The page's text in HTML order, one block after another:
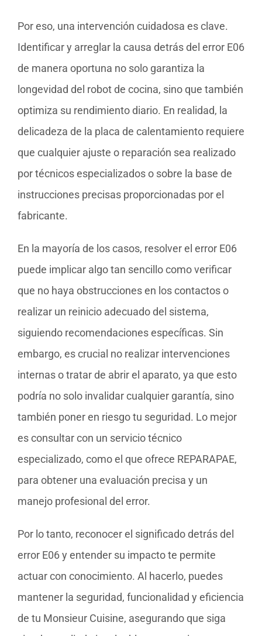
Por eso, una intervención cuidadosa es clave.
Identificar y arreglar la causa detrás del error E06
de manera oportuna no solo garantiza la
longevidad del robot de cocina, sino que también
optimiza su rendimiento diario. En realidad, la
delicadeza de la placa de calentamiento requiere
que cualquier ajuste o reparación sea realizado
por técnicos especializados o sobre la base de
instrucciones precisas proporcionadas por el
fabricante.
En la mayoría de los casos, resolver el error E06
puede implicar algo tan sencillo como verificar
que no haya obstrucciones en los contactos o
realizar un reinicio adecuado del sistema,
siguiendo recomendaciones específicas. Sin
embargo, es crucial no realizar intervenciones
internas o tratar de abrir el aparato, ya que esto
podría no solo invalidar cualquier garantía, sino
también poner en riesgo tu seguridad. Lo mejor
es consultar con un servicio técnico
especializado, como el que ofrece REPARAPAE,
para obtener una evaluación precisa y un
manejo profesional del error.
Por lo tanto, reconocer el significado detrás del
error E06 y entender su impacto te permite
actuar con conocimiento. Al hacerlo, puedes
mantener la seguridad, funcionalidad y eficiencia
de tu Monsieur Cuisine, asegurando que siga